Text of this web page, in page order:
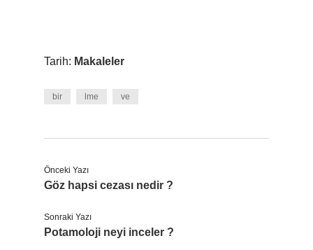
Tarih: Makaleler
bir lme ve
Önceki Yazı
Göz hapsi cezası nedir ?
Sonraki Yazı
Potamoloji neyi inceler ?